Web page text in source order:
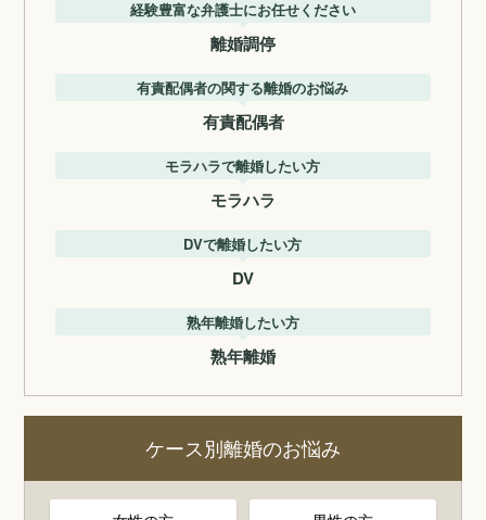
経験豊富な弁護士にお任せください
離婚調停
有責配偶者の関する離婚のお悩み
有責配偶者
モラハラで離婚したい方
モラハラ
DVで離婚したい方
DV
熟年離婚したい方
熟年離婚
ケース別離婚のお悩み